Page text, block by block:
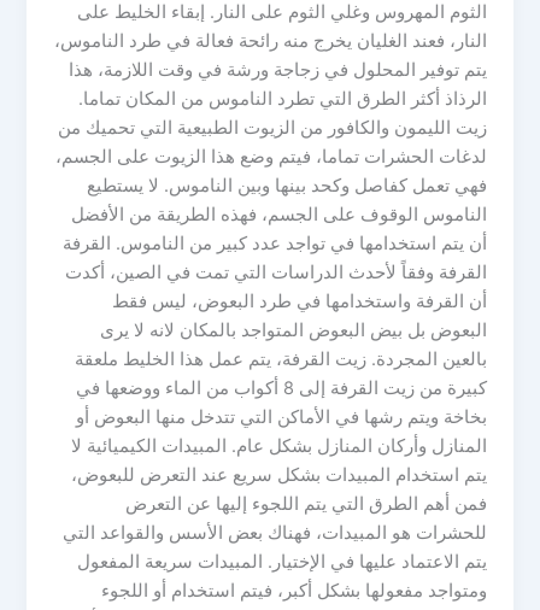
الثوم المهروس وغلي الثوم على النار. إبقاء الخليط على
النار، فعند الغليان يخرج منه رائحة فعالة في طرد الناموس،
يتم توفير المحلول في زجاجة ورشة في وقت اللازمة، هذا
الرذاذ أكثر الطرق التي تطرد الناموس من المكان تماما.
زيت الليمون والكافور من الزيوت الطبيعية التي تحميك من
لدغات الحشرات تماما، فيتم وضع هذا الزيوت على الجسم،
فهي تعمل كفاصل وكحد بينها وبين الناموس. لا يستطيع
الناموس الوقوف على الجسم، فهذه الطريقة من الأفضل
أن يتم استخدامها في تواجد عدد كبير من الناموس. القرفة
القرفة وفقاً لأحدث الدراسات التي تمت في الصين، أكدت
أن القرفة واستخدامها في طرد البعوض، ليس فقط
البعوض بل بيض البعوض المتواجد بالمكان لانه لا يرى
بالعين المجردة. زيت القرفة، يتم عمل هذا الخليط ملعقة
كبيرة من زيت القرفة إلى 8 أكواب من الماء ووضعها في
بخاخة ويتم رشها في الأماكن التي تتدخل منها البعوض أو
المنازل وأركان المنازل بشكل عام. المبيدات الكيميائية لا
يتم استخدام المبيدات بشكل سريع عند التعرض للبعوض،
فمن أهم الطرق التي يتم اللجوء إليها عن التعرض
للحشرات هو المبيدات، فهناك بعض الأسس والقواعد التي
يتم الاعتماد عليها في الإختيار. المبيدات سريعة المفعول
ومتواجد مفعولها بشكل أكبر، فيتم استخدام أو اللجوء